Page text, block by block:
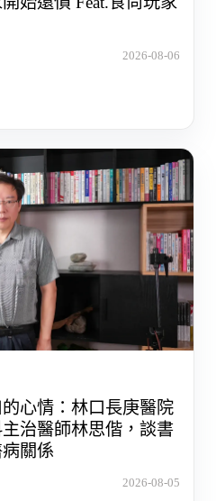
2026-08-06
心情：林口長庚醫院
治醫師林思偕，談書
關係
2026-08-05